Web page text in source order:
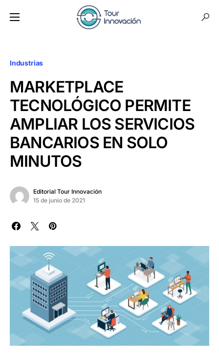
Industrias
MARKETPLACE
TECNOLÓGICO PERMITE
AMPLIAR LOS SERVICIOS
BANCARIOS EN SOLO
MINUTOS
Editorial Tour Innovación
15 de junio de 2021